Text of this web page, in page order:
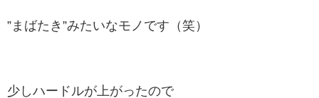
”まばたき”みたいなモノです（笑）
少しハードルが上がったので